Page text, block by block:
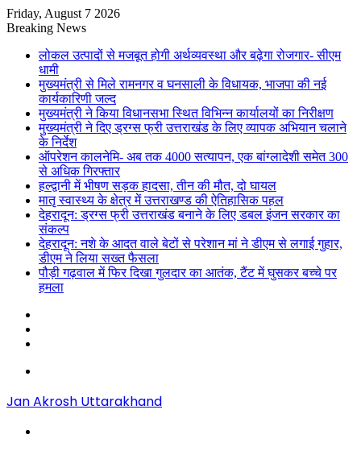
Friday, August 7 2026
Breaking News
लोकल उत्पादों से मजबूत होगी अर्थव्यवस्था और बढ़ेगा रोजगार- सीएम
धामी
मुख्यमंत्री से मिले रामनगर व घनसाली के विधायक, भाजपा की नई
कार्यकारिणी जल्द
मुख्यमंत्री ने किया विधानसभा स्थित विभिन्न कार्यालयों का निरीक्षण
मुख्यमंत्री ने दिए ड्रग्स फ्री उत्तराखंड के लिए व्यापक अभियान चलाने
के निर्देश
ऑपरेशन कालनेमि- अब तक 4000 सत्यापन, एक बांग्लादेशी समेत 300
से अधिक गिरफ्तार
हल्द्वानी में भीषण सड़क हादसा, तीन की मौत, दो घायल
मातृ स्वास्थ्य के क्षेत्र में उत्तराखण्ड की ऐतिहासिक पहल
देहरादून: ड्रग्स फ्री उत्तराखंड बनाने के लिए डबल इंजन सरकार का
संकल्प
देहरादून: नशे के आदत वाले बेटों से परेशान मां ने डीएम से लगाई गुहार,
डीएम ने लिया सख्त फैसला
पौड़ी गढ़वाल में फिर दिखा गुलदार का आतंक, टैंट में घुसकर बच्चे पर
हमला
Jan Akrosh Uttarakhand